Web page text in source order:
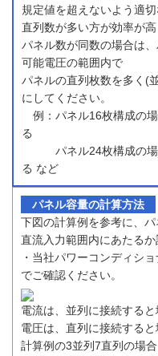
規定値を超えないよう適
直列数が多い方が効率が
パネル数が同数の場合は
可能電圧の範囲内で
パネルの直列枚数を多く(
にしてください。
例：パネル16枚構成の
る
パネル24枚構成の場
る など
パネル容量の計算方法
下図の計算例を参考に、
直流入力範囲内にあたるか
・当社パワーコンディシ
でご確認ください。
電流は、並列に接続すると
電圧は、直列に接続すると
計算例の3並列7直列の場